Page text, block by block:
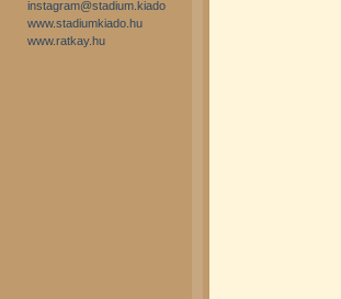
instagram@stadium.kiado
www.stadiumkiado.hu
www.ratkay.hu